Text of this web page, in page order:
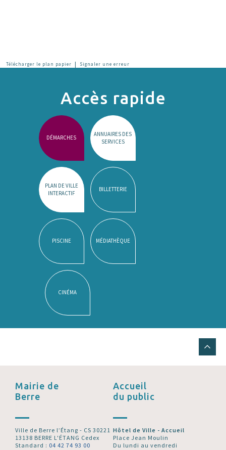
Télécharger le plan papier | Signaler une erreur
Accès rapide
DÉMARCHES
ANNUAIRES DES
SERVICES
PLAN DE VILLE
INTERACTIF
BILLETTERIE
PISCINE MÉDIATHÈQUE
CINÉMA
Mairie de
Berre
Ville de Berre l’Étang - CS 30221
13138 BERRE L'ÉTANG Cedex
Standard : 04 42 74 93 00
Accueil
du public
Hôtel de Ville - Accueil
Place Jean Moulin
Du lundi au vendredi